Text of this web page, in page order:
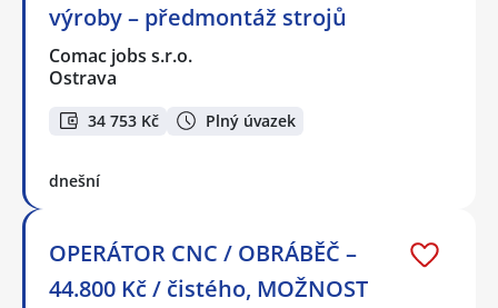
výroby – předmontáž strojů
Comac jobs s.r.o.
Ostrava
34 753 Kč Plný úvazek
dnešní
OPERÁTOR CNC / OBRÁBĚČ –
44.800 Kč / čistého, MOŽNOST